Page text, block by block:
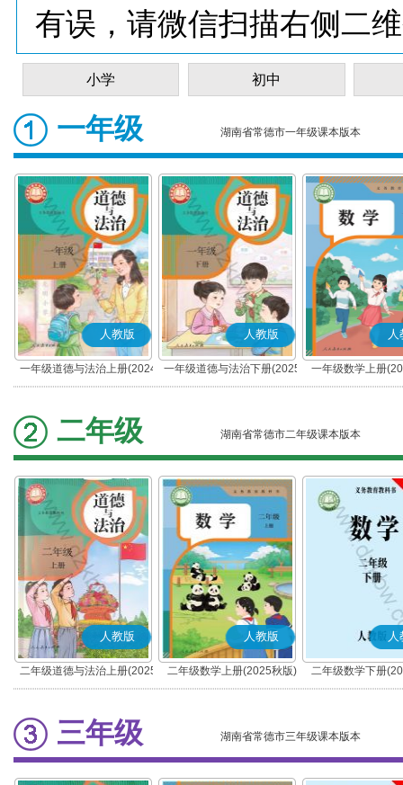
有误，请微信扫描右侧二
小学 初中
一年级 湖南省常德市一年级课本版本
人教版
一年级道德与法治上册(2024
秋版)(部编版)
人教版
一年级道德与法治下册(2025
春版)(部编版)
人
一年级数学上册
二年级 湖南省常德市二年级课本版本
人教版
二年级道德与法治上册(2025
秋版)(部编版)
人教版
二年级数学上册(2025秋版)
人
二年级数学下册
三年级 湖南省常德市三年级课本版本